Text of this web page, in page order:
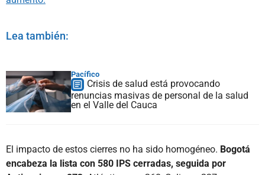
Lea también:
Pacífico
Crisis de salud está provocando
renuncias masivas de personal de la salud
en el Valle del Cauca
El impacto de estos cierres no ha sido homogéneo. Bogotá
encabeza la lista con 580 IPS cerradas, seguida por